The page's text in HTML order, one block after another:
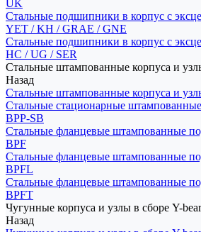
UK
Стальные подшипники в корпус с
YET / KH / GRAE / GNE
Стальные подшипники в корпус с
HC / UG / SER
Стальные штампованные корпуса и
Назад
Стальные штампованные корпуса и
Стальные стационарные
BPP-SB
Стальные фланцевые штампованные
BPF
Стальные фланцевые штампованные
BPFL
Стальные фланцевые штампованные
BPFT
Чугунные корпуса и узлы в сборе Y-
Назад